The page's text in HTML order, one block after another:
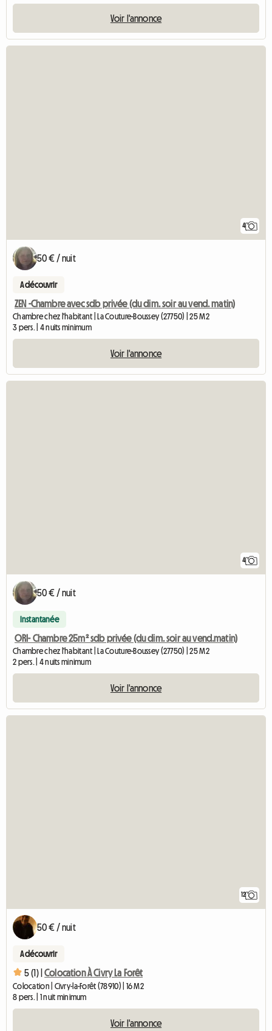
Voir l'annonce
4
50 € / nuit
A découvrir
ZEN -Chambre avec sdb privée (du dim. soir au vend. matin)
Chambre chez l'habitant | La Couture-Boussey (27750) | 25 M2
3 pers. | 4 nuits minimum
Voir l'annonce
4
50 € / nuit
Instantanée
ORI- Chambre 25m² sdb privée (du dim. soir au vend.matin)
Chambre chez l'habitant | La Couture-Boussey (27750) | 25 M2
2 pers. | 4 nuits minimum
Voir l'annonce
12
50 € / nuit
A découvrir
5 (1) | Colocation À Civry La Forêt
Colocation | Civry-la-Forêt (78910) | 16 M2
8 pers. | 1 nuit minimum
Voir l'annonce